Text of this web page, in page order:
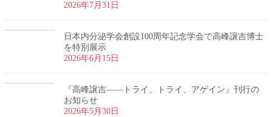
2026年7月31日
日本内分泌学会創設100周年記念学会で高峰譲吉博士
を特別展示
2026年6月15日
『高峰譲吉――トライ、トライ、アゲイン』刊行の
お知らせ
2026年5月30日